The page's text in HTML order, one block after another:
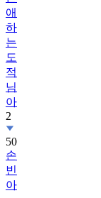
애
하
는
도
적
님
아
2
50
손
빈
아